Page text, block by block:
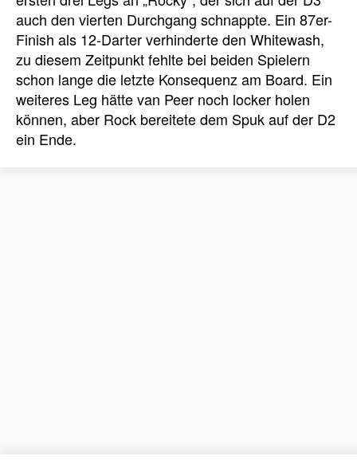
auch den vierten Durchgang schnappte. Ein 87er-
Finish als 12-Darter verhinderte den Whitewash,
zu diesem Zeitpunkt fehlte bei beiden Spielern
schon lange die letzte Konsequenz am Board. Ein
weiteres Leg hätte van Peer noch locker holen
können, aber Rock bereitete dem Spuk auf der D2
ein Ende.